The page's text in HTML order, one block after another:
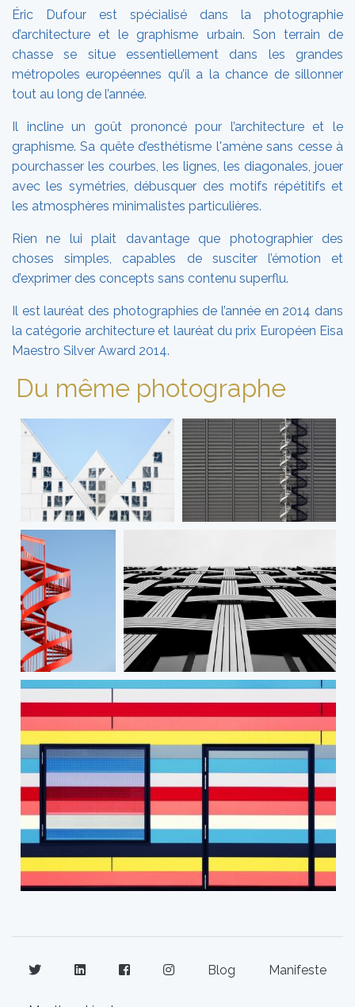
Éric Dufour est spécialisé dans la photographie
d’architecture et le graphisme urbain. Son terrain de
chasse se situe essentiellement dans les grandes
métropoles européennes qu’il a la chance de sillonner
tout au long de l’année.
Il incline un goût prononcé pour l’architecture et le
graphisme. Sa quête d’esthétisme l'amène sans cesse à
pourchasser les courbes, les lignes, les diagonales, jouer
avec les symétries, débusquer des motifs répétitifs et
les atmosphères minimalistes particulières.
Rien ne lui plait davantage que photographier des
choses simples, capables de susciter l’émotion et
d’exprimer des concepts sans contenu superflu.
Il est lauréat des photographies de l’année en 2014 dans
la catégorie architecture et lauréat du prix Européen Eisa
Maestro Silver Award 2014.
Du même photographe
Blog Manifeste